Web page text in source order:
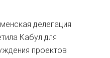
делегация
Кабул для
проектов